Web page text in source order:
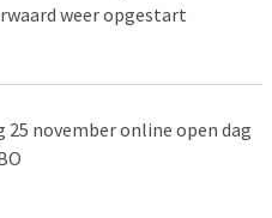
weer opgestart
25 november online open dag